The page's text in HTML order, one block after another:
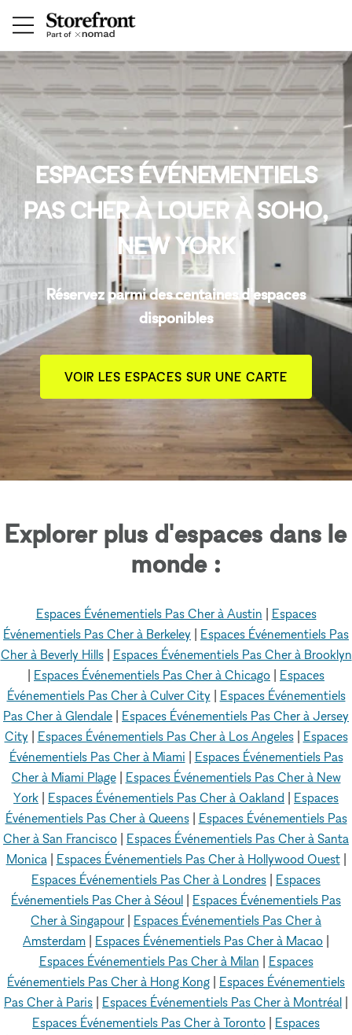
ESPACES ÉVÉNEMENTIELS
PAS CHER À LOUER À SOHO,
NEW YORK
Réservez parmi des centaines d'espaces
disponibles
VOIR LES ESPACES SUR UNE CARTE
Explorer plus d'espaces dans le
monde :
Espaces Événementiels Pas Cher à Austin
Espaces
Événementiels Pas Cher à Berkeley
Espaces Événementiels Pas
Cher à Beverly Hills| Espaces Événementiels Pas Cher à Brooklyn
Espaces Événementiels Pas Cher à Chicago
Espaces
Événementiels Pas Cher à Culver City
Espaces Événementiels
Pas Cher à Glendale
Espaces Événementiels Pas Cher à Jersey
City
Espaces Événementiels Pas Cher à Los Angeles| Espaces
Événementiels Pas Cher à Miami
Espaces Événementiels Pas
Cher à Miami Plage| Espaces Événementiels Pas Cher à New
York
Espaces Événementiels Pas Cher à Oakland
Espaces
Événementiels Pas Cher à Queens| Espaces Événementiels Pas
Cher à San Francisco
Espaces Événementiels Pas Cher à Santa
Monica| Espaces Événementiels Pas Cher à Hollywood Ouest|
Espaces Événementiels Pas Cher à Londres
Espaces
Événementiels Pas Cher à Séoul
Espaces Événementiels Pas
Cher à Singapour
Espaces Événementiels Pas Cher à
Amsterdam
Espaces Événementiels Pas Cher à Macao
Espaces Événementiels Pas Cher à Milan
Espaces
Événementiels Pas Cher à Hong Kong
Espaces Événementiels
Pas Cher à Paris
Espaces Événementiels Pas Cher à Montréal
Espaces Événementiels Pas Cher à Toronto
Espaces